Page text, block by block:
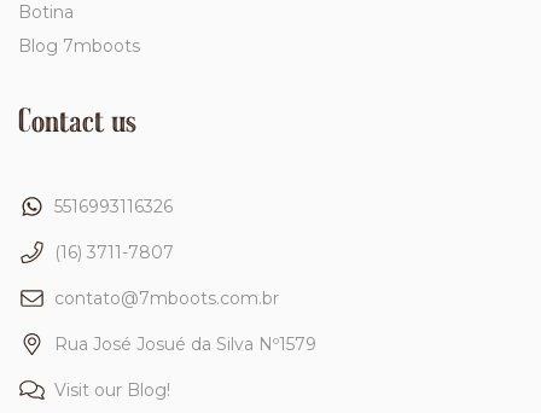
Botina
Blog 7mboots
Contact us
5516993116326
(16) 3711-7807
contato@7mboots.com.br
Rua José Josué da Silva Nº1579
Visit our Blog!